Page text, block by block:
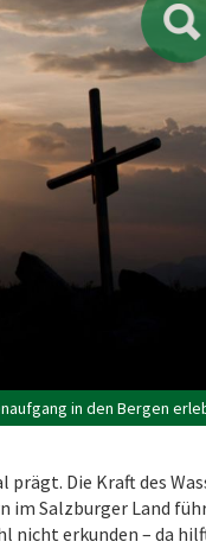
in den Bergen
Die Kraft des
im Salzburger Land
nicht erkunden – da